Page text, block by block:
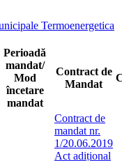
Termoenergetica
Perioadă
mandat/
Mod
încetare
mandat
Contract de
Mandat
Contract de
mandat nr.
1/20.06.2019
Act adițional